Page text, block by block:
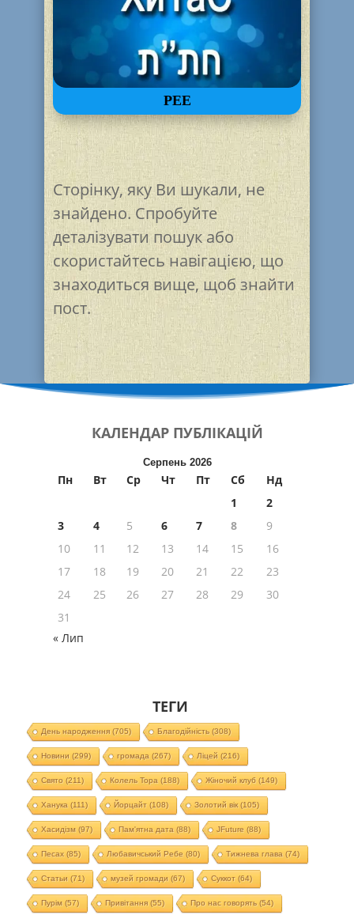
РЕЕ
Сторінку, яку Ви шукали, не
знайдено. Спробуйте
деталізувати пошук або
скористайтесь навігацією, що
знаходиться вище, щоб знайти
пост.
КАЛЕНДАР ПУБЛІКАЦІЙ
Серпень 2026
Пн Вт Ср Чт Пт Сб
Нд
1
2
3
4 5 6 7 8
9
10
11 12 13 14 15
16
17
18 19 20 21 22
23
24
25 26 27 28 29
30
31
« Лип
ТЕГИ
День народження(705) Благодійність (308)
Новини (299) громада (267) Ліцей (216)
Свято (211) Колель Тора (188) Жіночий клуб (149)
Ханука (111) Йорцайт (108) Золотий вік(105)
Хасидізм (97) Пам'ятна дата (88) JFuture (88)
Песах(85) Любавичський Ребе (80) Тижнева глава (74)
Статьи (71) музей громади (67) Суккот (64)
Пурім (57) Привітання(55) Про нас говорять (54)